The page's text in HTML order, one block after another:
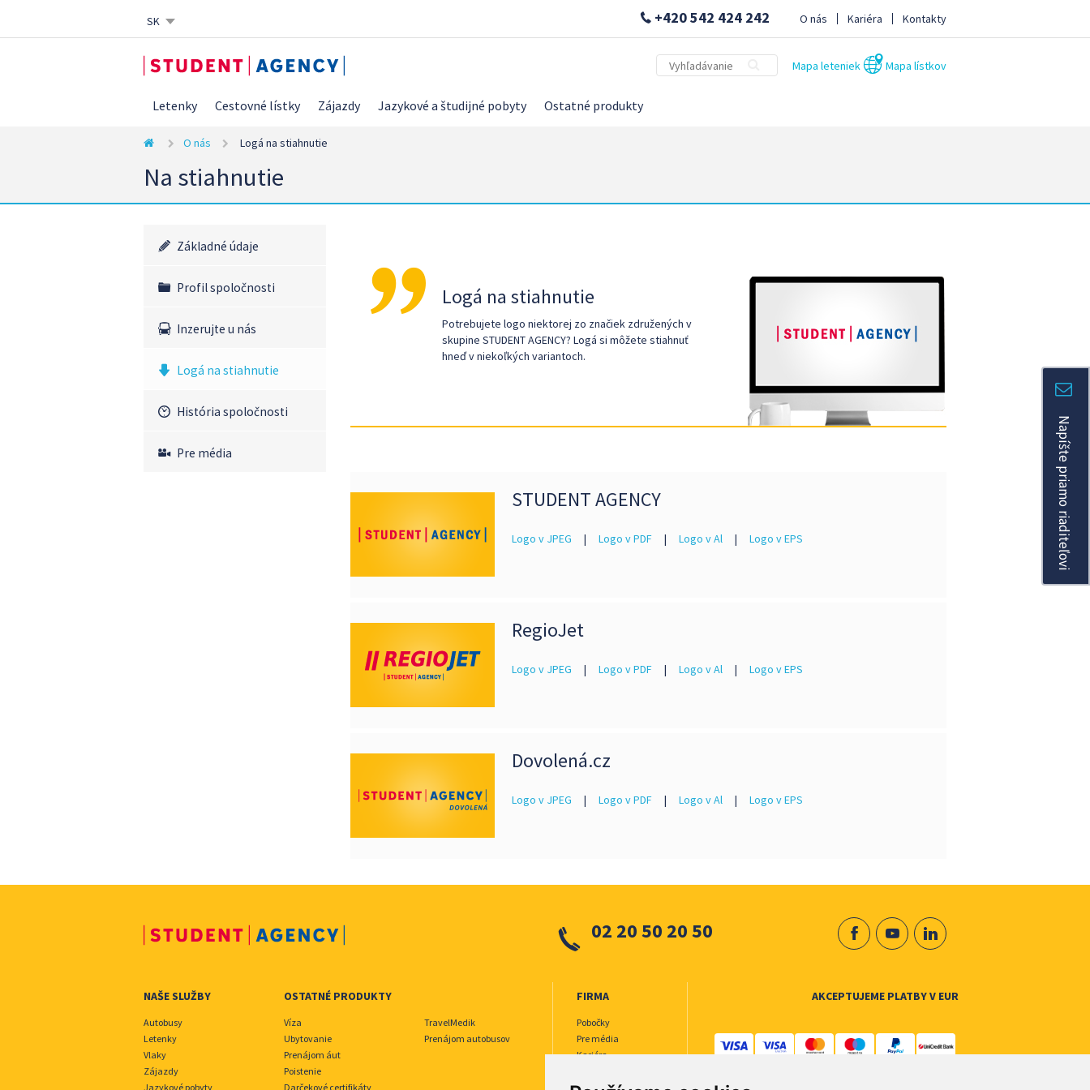
SK
CZ
EN
DE
+420 542 424 242 O nás Kariéra Kontakty
Mapa leteniek Mapa lístkov
Letenky Cestovné lístky Zájazdy Jazykové a študijné pobyty Ostatné produkty
O nás Logá na stiahnutie
Na stiahnutie
Základné údaje
Profil spoločnosti
Inzerujte u nás
Logá na stiahnutie
História spoločnosti
Pre média
Logá na stiahnutie
Potrebujete logo niektorej zo značiek združených v
skupine STUDENT AGENCY? Logá si môžete stiahnuť
hneď v niekoľkých variantoch.
STUDENT AGENCY
Logo v JPEG | Logo v PDF | Logo v Al | Logo v EPS
RegioJet
Logo v JPEG | Logo v PDF | Logo v Al | Logo v EPS
Dovolená.cz
Logo v JPEG | Logo v PDF | Logo v Al | Logo v EPS
02 20 50 20 50
NAŠE SLUŽBY OSTATNÉ PRODUKTY
Autobusy
Letenky
Vlaky
Zájazdy
Jazykové pobyty
Víza
Ubytovanie
Prenájom áut
Poistenie
Darčekové certifikáty
TravelMedik
Prenájom autobusov
FIRMA
Pobočky
Pre média
Kariéra
Inzerujte u nás
AKCEPTUJEME PLATBY V EUR
Napíšte priamo riaditeľovi